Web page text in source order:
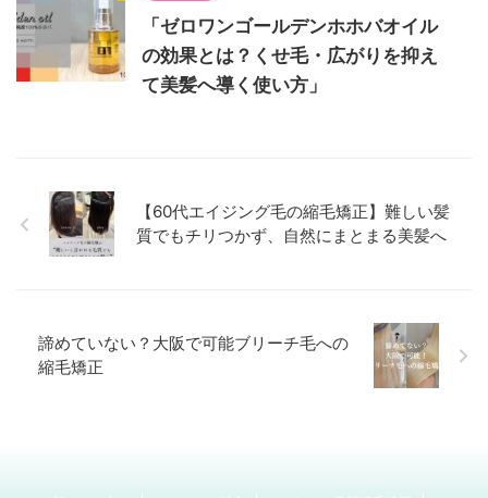
「ゼロワンゴールデンホホバオイル
の効果とは？くせ毛・広がりを抑え
て美髪へ導く使い方」
【60代エイジング毛の縮毛矯正】難しい髪
質でもチリつかず、自然にまとまる美髪へ
諦めていない？大阪で可能ブリーチ毛への
縮毛矯正